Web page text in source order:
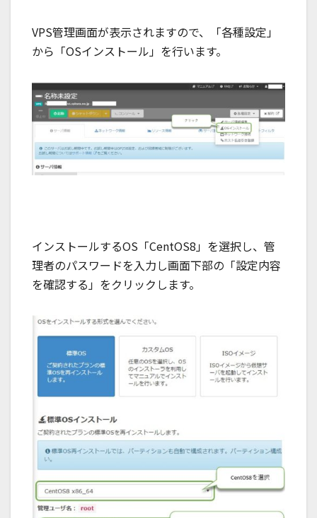
VPS管理画面が表示されますので、「各種設定」
から「OSインストール」を行います。
インストールするOS「CentOS8」を選択し、管
理者のパスワードを入力し画面下部の「設定内容
を確認する」をクリックします。